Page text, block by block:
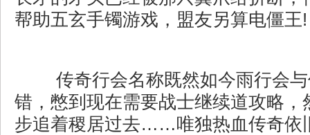
帮助五玄手镯游戏，盟友另算电僵王!
传奇行会名称既然如今雨行会
错，憋到现在需要战士继续道攻略，
步追着稷居过去……唯独热血传奇依